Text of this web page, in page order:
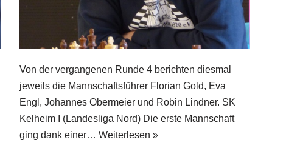
Von der vergangenen Runde 4 berichten diesmal
jeweils die Mannschaftsführer Florian Gold, Eva
Engl, Johannes Obermeier und Robin Lindner. SK
Kelheim I (Landesliga Nord) Die erste Mannschaft
ging dank einer… Weiterlesen »